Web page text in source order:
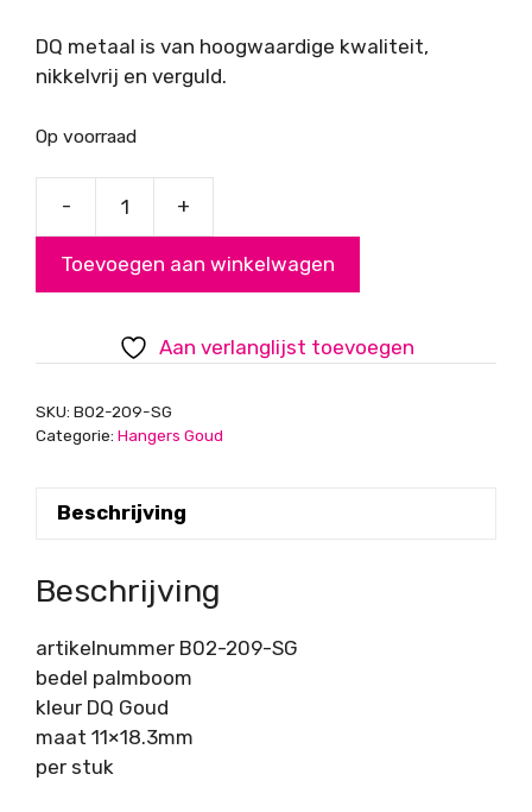
DQ metaal is van hoogwaardige kwaliteit,
nikkelvrij en verguld.
Op voorraad
-
maat
DQ
goud
+
Toevoegen aan winkelwagen
Aan verlanglijst toevoegen
SKU: B02-209-SG
Categorie: Hangers Goud
Beschrijving
Beschrijving
artikelnummer B02-209-SG
bedel palmboom
kleur DQ Goud
maat 11×18.3mm
per stuk